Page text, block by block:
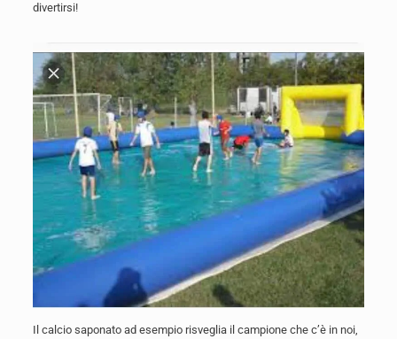
divertirsi!
Il calcio saponato ad esempio risveglia il campione che c’è in noi,